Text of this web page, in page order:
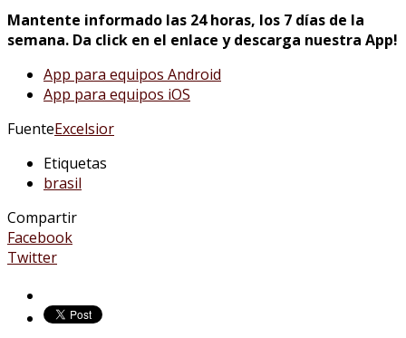
Mantente informado las 24 horas, los 7 días de la
semana. Da click en el enlace y descarga nuestra App!
App para equipos Android
App para equipos iOS
FuenteExcelsior
Etiquetas
brasil
Compartir
Facebook
Twitter